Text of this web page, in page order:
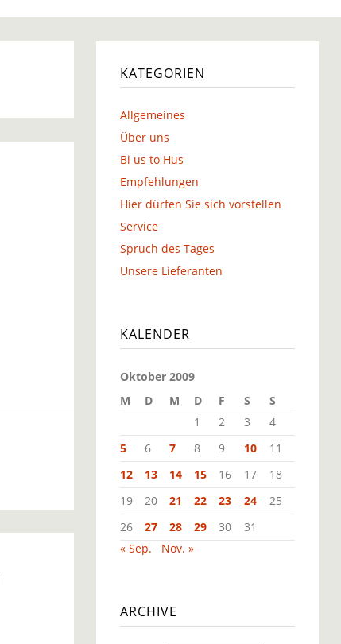
KATEGORIEN
Allgemeines
Über uns
Bi us to Hus
Empfehlungen
Hier dürfen Sie sich vorstellen
Service
Spruch des Tages
Unsere Lieferanten
KALENDER
Oktober 2009
M
D M D F S
S
1
2 3
4
5
6 7 8 9 10
11
12
13 14 15 16 17
18
19
20 21 22 23 24
25
26
27 28 29 30
31
« Sep.
Nov. »
ARCHIVE